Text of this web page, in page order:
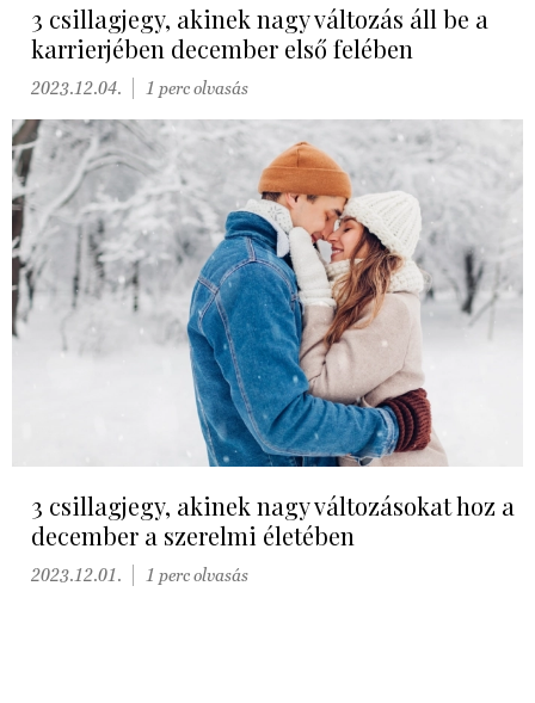
3 csillagjegy, akinek nagy változás áll be a
karrierjében december első felében
2023.12.04. 1 perc olvasás
3 csillagjegy, akinek nagy változásokat hoz a
december a szerelmi életében
2023.12.01. 1 perc olvasás